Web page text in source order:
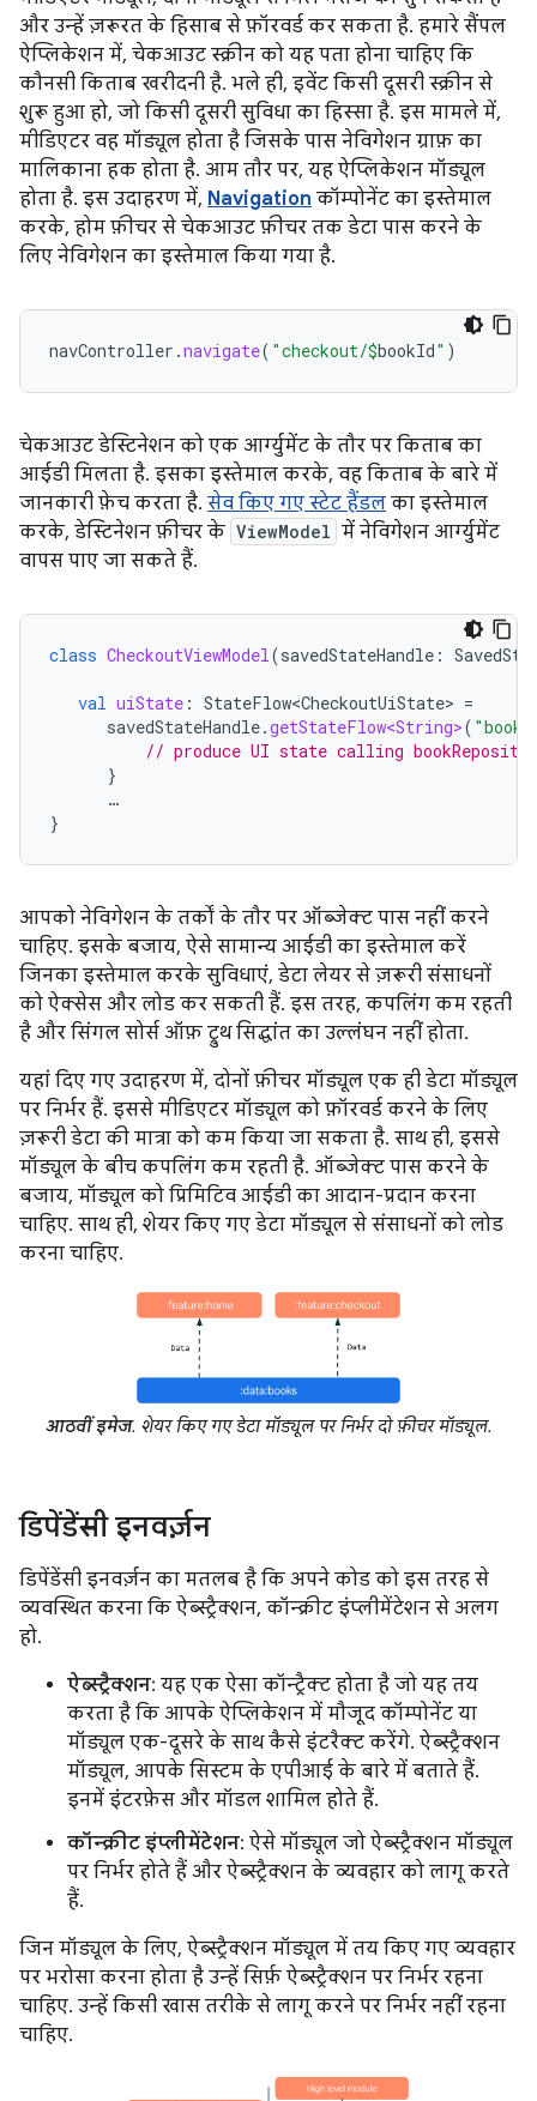
और उन्हें ज़रूरत के हिसाब से फ़ॉरवर्ड कर सकता है. हमारे सैंपल
ऐप्लिकेशन में, चेकआउट स्क्रीन को यह पता होना चाहिए कि
कौनसी किताब खरीदनी है. भले ही, इवेंट किसी दूसरी स्क्रीन से
शुरू हुआ हो, जो किसी दूसरी सुविधा का हिस्सा है. इस मामले में,
मीडिएटर वह मॉड्यूल होता है जिसके पास नेविगेशन ग्राफ़ का
मालिकाना हक होता है. आम तौर पर, यह ऐप्लिकेशन मॉड्यूल
होता है. इस उदाहरण में, Navigation कॉम्पोनेंट का इस्तेमाल
करके, होम फ़ीचर से चेकआउट फ़ीचर तक डेटा पास करने के
लिए नेविगेशन का इस्तेमाल किया गया है.
navController .navigate( "checkout/$bookId" )
चेकआउट डेस्टिनेशन को एक आर्ग्युमेंट के तौर पर किताब का
आईडी मिलता है. इसका इस्तेमाल करके, वह किताब के बारे में
जानकारी फ़ेच करता है. सेव किए गए स्टेट हैंडल का इस्तेमाल
करके, डेस्टिनेशन फ़ीचर के ViewModel में नेविगेशन आर्ग्युमेंट
वापस पाए जा सकते हैं.
class CheckoutViewModel(savedStateHandle :
val uiState : StateFlow<CheckoutUiState> =
savedStateHandle.getStateFlow<String>(
// produce UI state calling
}
…
}
आपको नेविगेशन के तर्कों के तौर पर ऑब्जेक्ट पास नहीं करने
चाहिए. इसके बजाय, ऐसे सामान्य आईडी का इस्तेमाल करें
जिनका इस्तेमाल करके सुविधाएं, डेटा लेयर से ज़रूरी संसाधनों
को ऐक्सेस और लोड कर सकती हैं. इस तरह, कपलिंग कम रहती
है और सिंगल सोर्स ऑफ़ ट्रुथ सिद्धांत का उल्लंघन नहीं होता.
यहां दिए गए उदाहरण में, दोनों फ़ीचर मॉड्यूल एक ही डेटा मॉड्यूल
पर निर्भर हैं. इससे मीडिएटर मॉड्यूल को फ़ॉरवर्ड करने के लिए
ज़रूरी डेटा की मात्रा को कम किया जा सकता है. साथ ही, इससे
मॉड्यूल के बीच कपलिंग कम रहती है. ऑब्जेक्ट पास करने के
बजाय, मॉड्यूल को प्रिमिटिव आईडी का आदान-प्रदान करना
चाहिए. साथ ही, शेयर किए गए डेटा मॉड्यूल से संसाधनों को लोड
करना चाहिए.
आठवीं इमेज. शेयर किए गए डेटा मॉड्यूल पर निर्भर दो फ़ीचर मॉड्यूल.
डिपेंडेंसी इनवर्ज़न
डिपेंडेंसी इनवर्ज़न का मतलब है कि अपने कोड को इस तरह से
व्यवस्थित करना कि ऐब्स्ट्रैक्शन, कॉन्क्रीट इंप्लीमेंटेशन से अलग
हो.
ऐब्स्ट्रैक्शन: यह एक ऐसा कॉन्ट्रैक्ट होता है जो यह तय
करता है कि आपके ऐप्लिकेशन में मौजूद कॉम्पोनेंट या
मॉड्यूल एक-दूसरे के साथ कैसे इंटरैक्ट करेंगे. ऐब्स्ट्रैक्शन
मॉड्यूल, आपके सिस्टम के एपीआई के बारे में बताते हैं.
इनमें इंटरफ़ेस और मॉडल शामिल होते हैं.
कॉन्क्रीट इंप्लीमेंटेशन: ऐसे मॉड्यूल जो ऐब्स्ट्रैक्शन मॉड्यूल
पर निर्भर होते हैं और ऐब्स्ट्रैक्शन के व्यवहार को लागू करते
हैं.
जिन मॉड्यूल के लिए, ऐब्स्ट्रैक्शन मॉड्यूल में तय किए गए व्यवहार
पर भरोसा करना होता है उन्हें सिर्फ़ ऐब्स्ट्रैक्शन पर निर्भर रहना
चाहिए. उन्हें किसी खास तरीके से लागू करने पर निर्भर नहीं रहना
चाहिए.